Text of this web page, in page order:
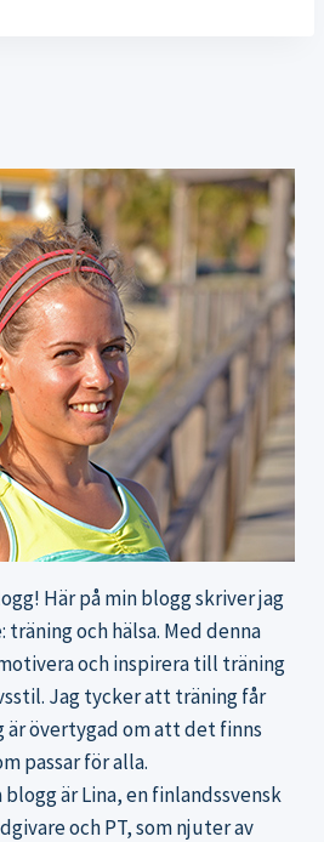
Här på min blogg skriver jag
och hälsa. Med denna
och inspirera till träning
Jag tycker att träning får
är övertygad om att det finns
passar för alla.
är Lina, en finlandssvensk
och PT, som njuter av